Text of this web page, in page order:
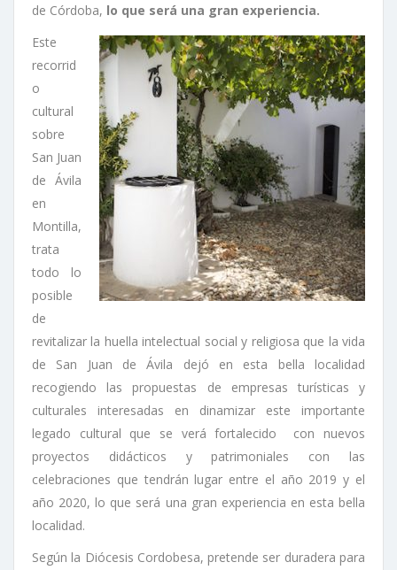
de Córdoba, lo que será una gran experiencia.
Este
recorrid
o
cultural
sobre
San Juan
de Ávila
en
Montilla,
trata
todo lo
posible
de
revitalizar la huella intelectual social y religiosa que la vida
de San Juan de Ávila dejó en esta bella localidad
recogiendo las propuestas de empresas turísticas y
culturales interesadas en dinamizar este importante
legado cultural que se verá fortalecido con nuevos
proyectos didácticos y patrimoniales con las
celebraciones que tendrán lugar entre el año 2019 y el
año 2020, lo que será una gran experiencia en esta bella
localidad.
Según la Diócesis Cordobesa, pretende ser duradera para